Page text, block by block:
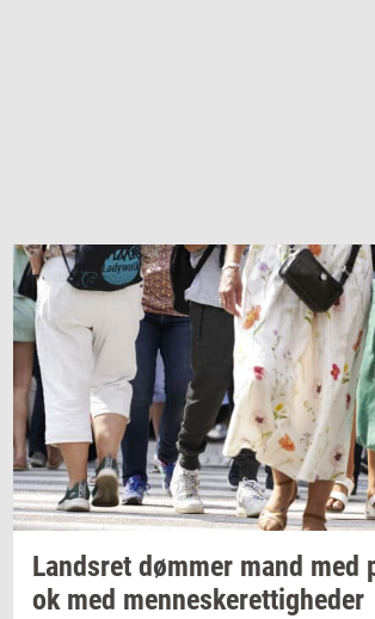
Lands­ret døm­mer mand med
ok med men­ne­ske­ret­tig­he­der